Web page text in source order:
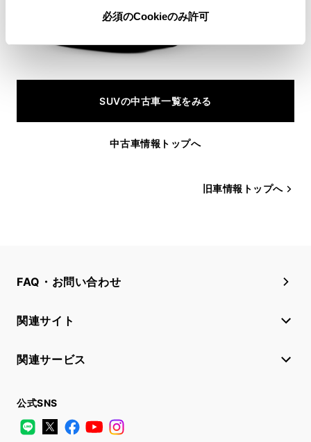
必須のCookieのみ許可
SUVの中古車一覧をみる
中古車情報トップへ
旧車情報トップへ
FAQ・お問い合わせ
関連サイト
関連サービス
公式SNS
LINE
X FacebookYouTube